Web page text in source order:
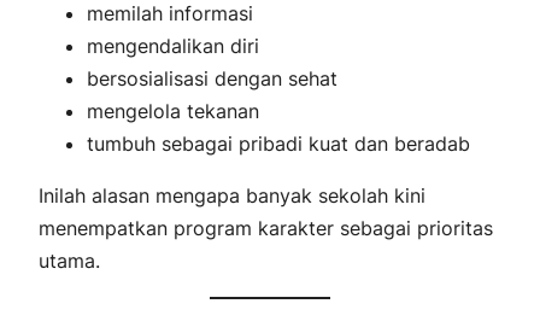
memilah informasi
mengendalikan diri
bersosialisasi dengan sehat
mengelola tekanan
tumbuh sebagai pribadi kuat dan beradab
Inilah alasan mengapa banyak sekolah kini
menempatkan program karakter sebagai prioritas
utama.